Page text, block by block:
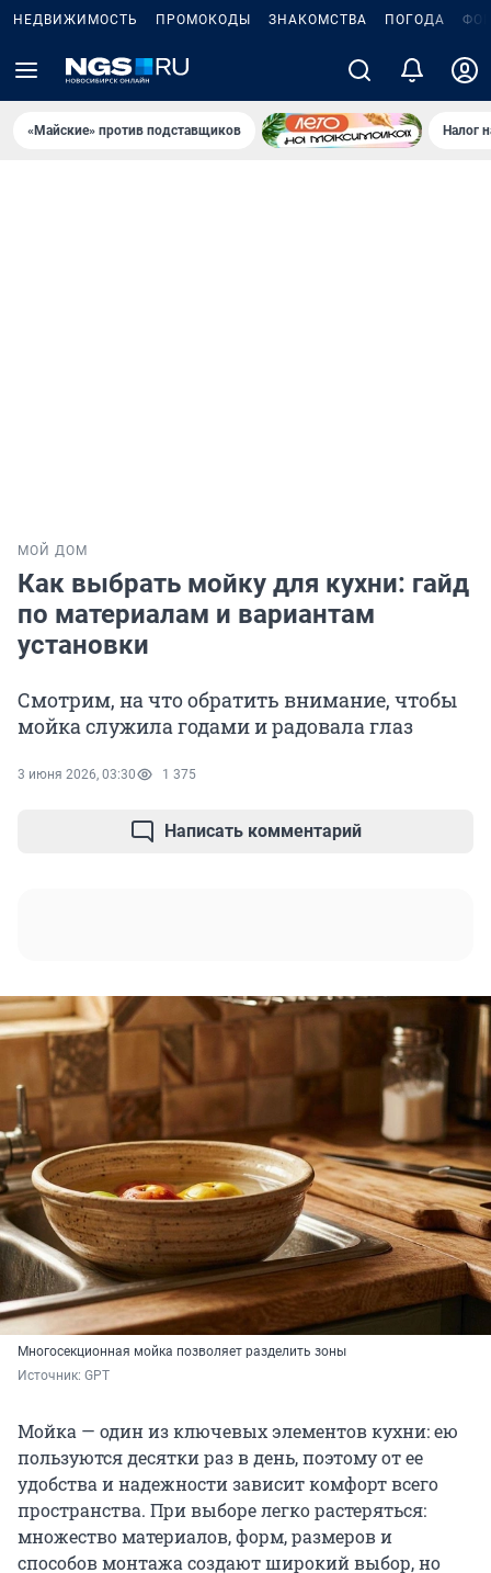
НЕДВИЖИМОСТЬ ПРОМОКОДЫ ЗНАКОМСТВА ПОГОДА
«Майские» против подставщиков Налог
МОЙ ДОМ
Как выбрать мойку для кухни: гайд
по материалам и вариантам
установки
Смотрим, на что обратить внимание, чтобы
мойка служила годами и радовала глаз
3 июня 2026, 03:30 1 375
Написать комментарий
Многосекционная мойка позволяет разделить зоны
Источник: GPT
Мойка — один из ключевых элементов кухни: ею
пользуются десятки раз в день, поэтому от ее
удобства и надежности зависит комфорт всего
пространства. При выборе легко растеряться:
множество материалов, форм, размеров и
способов монтажа создают широкий выбор, но